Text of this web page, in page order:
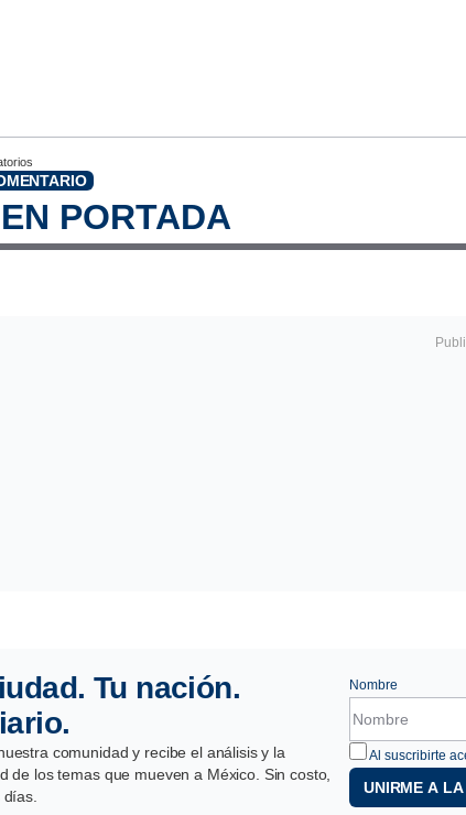
PORTADA
Tu nación.
comunidad y recibe el análisis y la
de los temas que mueven a México. Sin costo,
Nombre
Al suscribirte
UNIRME A